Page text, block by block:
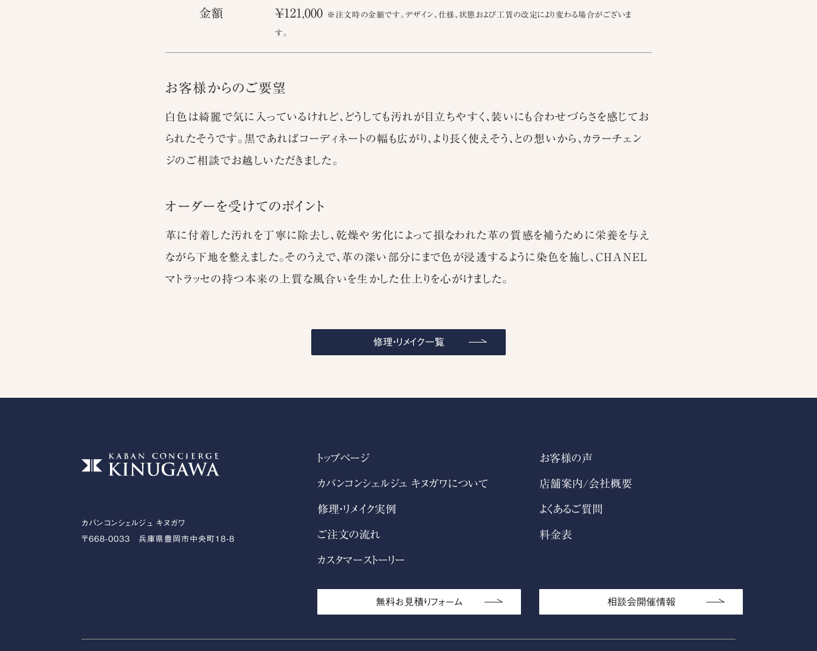
金額 ￥121,000 ※注文時の金額です。デザイン、仕様、状態および工賃の改定により変わる場合がございま
す。
お客様からのご要望
白色は綺麗で気に入っているけれど、どうしても汚れが目立ちやすく、装いにも合わせづらさを感じてお
られたそうです。黒であればコーディネートの幅も広がり、より長く使えそう、との想いから、カラーチェン
ジのご相談でお越しいただきました。
オーダーを受けてのポイント
革に付着した汚れを丁寧に除去し、乾燥や劣化によって損なわれた革の質感を補うために栄養を与え
ながら下地を整えました。そのうえで、革の深い部分にまで色が浸透するように染色を施し、CHANEL
マトラッセの持つ本来の上質な風合いを生かした仕上りを心がけました。
修理・リメイク一覧
カバンコンシェルジュ キヌガワ
〒668-0033 兵庫県豊岡市中央町18-8
トップページ
カバンコンシェルジュ キヌガワについて
修理・リメイク実例
ご注文の流れ
カスタマーストーリー
お客様の声
店舗案内/会社概要
よくあるご質問
料金表
無料お見積りフォーム 相談会開催情報